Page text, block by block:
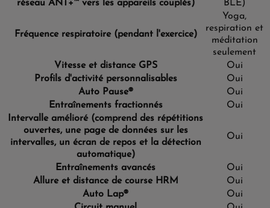
réseau ANT+™ vers les appareils couplés)
BLE)
Fréquence respiratoire (pendant l'exercice)
Yoga,
respiration et
méditation
seulement
Vitesse et distance GPS
Oui
Profils d'activité personnalisables
Oui
Auto Pause®
Oui
Entraînements fractionnés
Oui
Intervalle amélioré (comprend des répétitions
ouvertes, une page de données sur les
intervalles, un écran de repos et la détection
automatique)
Oui
Entraînements avancés
Oui
Allure et distance de course HRM
Oui
Auto Lap®
Oui